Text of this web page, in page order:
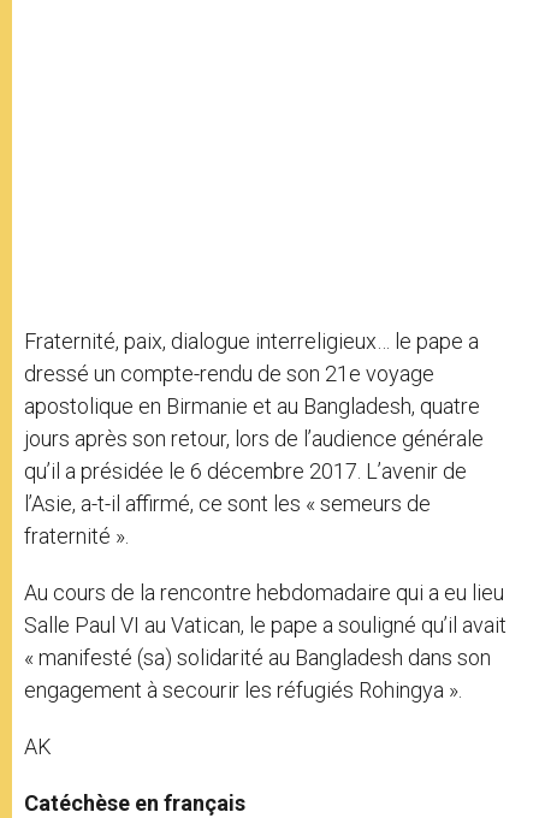
Fraternité, paix, dialogue interreligieux… le pape a
dressé un compte-rendu de son 21e voyage
apostolique en Birmanie et au Bangladesh, quatre
jours après son retour, lors de l’audience générale
qu’il a présidée le 6 décembre 2017. L’avenir de
l’Asie, a-t-il affirmé, ce sont les « semeurs de
fraternité ».
Au cours de la rencontre hebdomadaire qui a eu lieu
Salle Paul VI au Vatican, le pape a souligné qu’il avait
« manifesté (sa) solidarité au Bangladesh dans son
engagement à secourir les réfugiés Rohingya ».
AK
Catéchèse en français